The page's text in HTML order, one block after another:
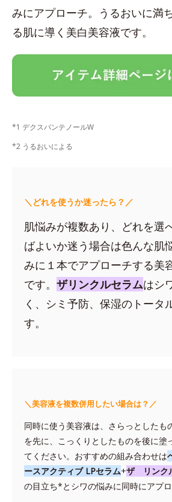
みにアプローチ。うるおいに満
る肌に導く美白美容液です。
*1 デクスパンテノールW
*2 うるおいによる
＼どれを使うか迷ったら？／
肌悩みが複数あり、どれを選
ばよいか迷う場合は色んな肌
みに１本でアプローチする美
です。 ザリンクルセラムはシ
く、シミ予防、保湿のトータ
す。
＼美容液を複数併用したい場合は？／
同時に使う美容液は、さらっとしたも
を先に、こっくりとしたものを後に塗
てください。おすすめの組み合わせは
ースアクティブ LPセラム+ザ リンク
の目立ち*とシワの悩みに同時にアプ